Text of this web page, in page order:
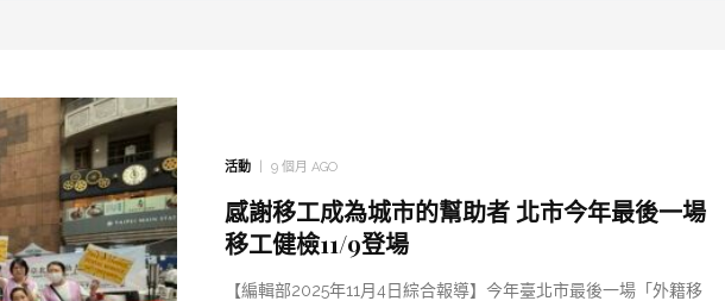
活動 9 個月 AGO
感謝移工成為城市的幫助者 北市今年最後一場
移工健檢11/9登場
【編輯部2025年11月4日綜合報導】今年臺北市最後一場「外籍移